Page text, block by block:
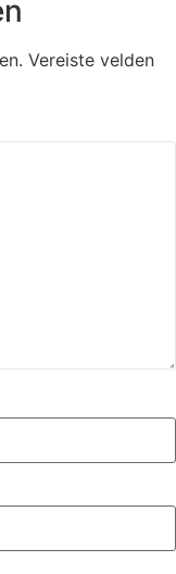
Vereiste velden